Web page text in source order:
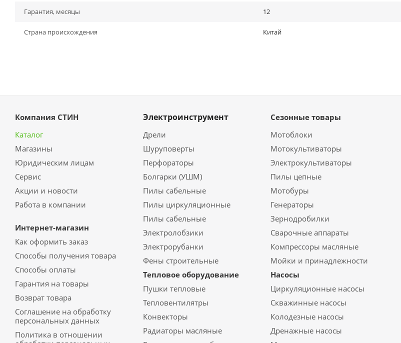
Гарантия, месяцы 12
Страна происхождения Китай
Компания СТИН
Каталог
Магазины
Юридическим лицам
Сервис
Акции и новости
Работа в компании
Интернет-магазин
Как оформить заказ
Способы получения товара
Способы оплаты
Гарантия на товары
Возврат товара
Соглашение на обработку
персональных данных
Политика в отношении
Электроинструмент
Дрели
Шуруповерты
Перфораторы
Болгарки (УШМ)
Пилы сабельные
Пилы циркуляционные
Пилы сабельные
Электролобзики
Электрорубанки
Фены строительные
Тепловое оборудование
Пушки тепловые
Тепловентилятры
Конвекторы
Радиаторы масляные
Сезонные товары
Мотоблоки
Мотокультиваторы
Электрокультиваторы
Пилы цепные
Мотобуры
Генераторы
Зернодробилки
Сварочные аппараты
Компрессоры масляные
Мойки и принадлежности
Насосы
Циркуляционные насосы
Скважинные насосы
Колодезные насосы
Дренажные насосы